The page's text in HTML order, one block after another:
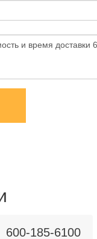
600-185-6100